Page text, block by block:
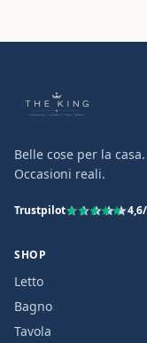
Belle cose per la
Occasioni reali.
Trustpilot 4,6
SHOP
Letto
Bagno
Tavola